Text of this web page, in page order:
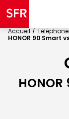
Accueil
HONOR 90 Smart